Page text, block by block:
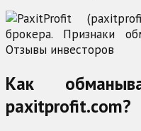
Как
paxitprofit.com?